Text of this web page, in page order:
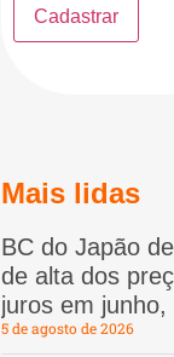
Mais lidas
BC do Japão
de alta dos
juros em
5 de agosto de 2026